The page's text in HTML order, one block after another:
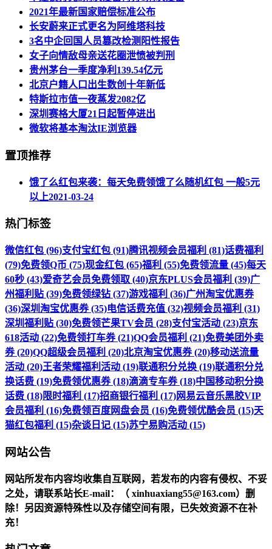
2021年最新国家赔偿标准公布
长安蔚来正式更名为阿维塔科技
3名中企回国人员篡改检测阳性报告
女子向情敌母亲送花圈泄愤被判刑
贵州茅台一季度净利139.54亿元
北京户籍人口出生数创十年新低
特斯拉市值一夜蒸发2082亿
深圳赛格大厦21日起暂停进出
微软将基本淘汰IE浏览器
置顶推荐
饿了么红包来袭：每天免费领饿了么随机红包 一般5元
以上2021-03-24
热门标签
微信红包 (96)支付宝红包 (91)腾讯视频会员福利 (81)话费福利
(79)免费领Q币 (75)现金红包 (65)福利 (55)免费领流量 (45)每天
60秒 (43)爱奇艺会员免费领取 (40)京东PLUS会员福利 (39)广
州福利贴 (39)免费领绿钻 (37)游戏福利 (36)广州淘宝优惠券
(36)深圳淘宝优惠券 (35)电信话费充值 (32)视频会员福利 (31)
深圳福利贴 (30)免费领芒果TV会员 (28)支付宝活动 (23)京东
618活动 (22)免费领打车券 (21)QQ会员福利 (21)免费美团外卖
券 (20)QQ超级会员福利 (20)北京淘宝优惠券 (20)移动送流量
活动 (20)王者荣耀福利活动 (19)联通积分兑换 (19)联通积分兑
换话费 (19)免费领优惠券 (18)滴滴专车券 (18)中国移动积分换
话费 (18)限时福利 (17)招商银行福利 (17)网易云音乐黑胶VIP
会员福利 (16)免费领百度网盘会员 (16)免费领优酷会员 (15)天
猫红包福利 (15)杂谈日记 (15)苏宁易购活动 (15)
网站公告
网站所发布内容均收集自互联网，若发布的内容有侵权、不妥
之处，请联系站长E-mail：（ xinhuaxiang55@163.com）删
除！另因资源特殊性以及存储空间有限，已失效资源不在补
充！